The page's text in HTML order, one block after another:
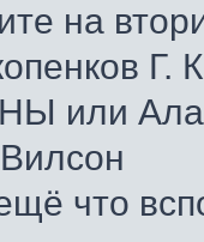
на
Г.
или
что